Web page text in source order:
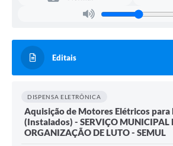
Editais
DISPENSA ELETRÔNICA
Aquisição de Motores Elétricos para
(Instalados) - SERVIÇO MUNICIPAL
ORGANIZAÇÃO DE LUTO - SEMUL